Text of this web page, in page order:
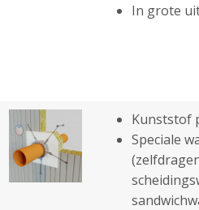
In grote
Kunststof
Speciale